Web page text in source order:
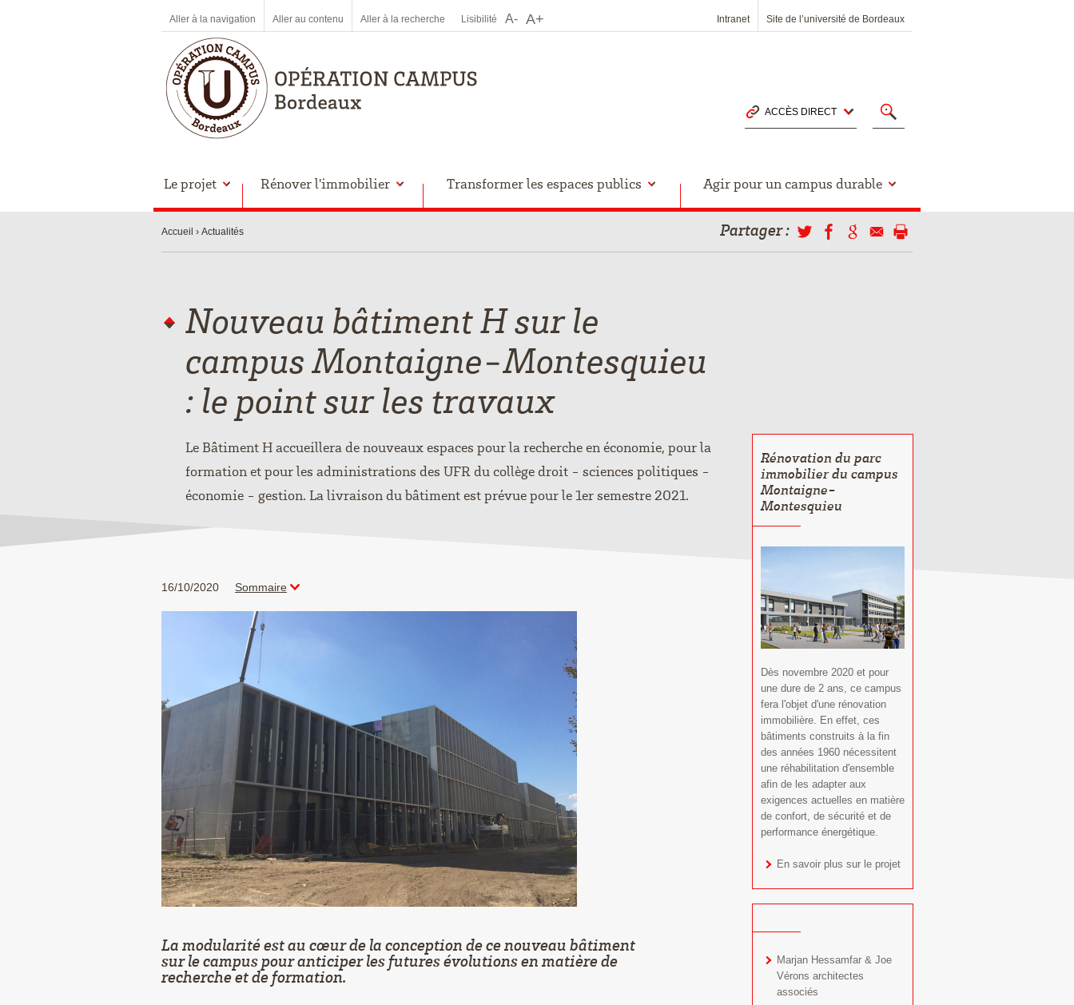
Aller à la navigation Aller au contenu Aller à la recherche Lisibilité A- A+ Intranet Site de l’université de Bordeaux
ACCÈS DIRECT
Le projet Rénover l'immobilier Transformer les espaces publics Agir pour un campus durable
Partager:
Accueil Actualités
Nouveau bâtiment H sur le
campus Montaigne-Montesquieu
: le point sur les travaux
Le Bâtiment H accueillera de nouveaux espaces pour la recherche en économie, pour la
formation et pour les administrations des UFR du collège droit - sciences politiques -
économie - gestion. La livraison du bâtiment est prévue pour le 1er semestre 2021.
16/10/2020 Sommaire
La modularité est au cœur de la conception de ce nouveau bâtiment
sur le campus pour anticiper les futures évolutions en matière de
recherche et de formation.
Rénovation du parc
immobilier du campus
Montaigne-
Montesquieu
Dès novembre 2020 et pour
une dure de 2 ans, ce campus
fera l'objet d'une rénovation
immobilière. En effet, ces
bâtiments construits à la fin
des années 1960 nécessitent
une réhabilitation d'ensemble
afin de les adapter aux
exigences actuelles en matière
de confort, de sécurité et de
performance énergétique.
En savoir plus sur le projet
Marjan Hessamfar & Joe
Vérons architectes
associés